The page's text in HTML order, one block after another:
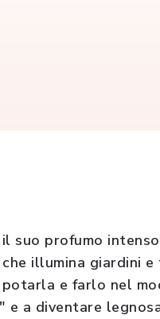
suo profumo
illumina giardini
e farlo nel
e a diventare